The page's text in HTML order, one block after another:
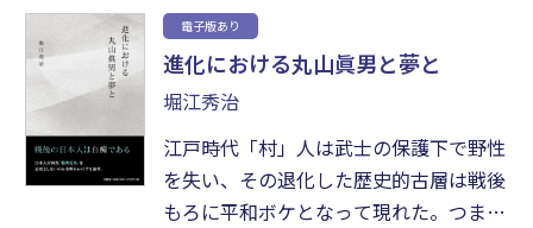
考え方の一つである空（無）による思考
法が思想（言葉）に成らぬものであるの
をなんとか工夫して「歴史的古層」とし
た。その結論が本書の含む意図である。
電子版あり
進化における丸山眞男と夢と
堀江秀治
江戸時代「村」人は武士の保護下で野性
を失い、その退化した歴史的古層は戦後
もろに平和ボケとなって現れた。つまり